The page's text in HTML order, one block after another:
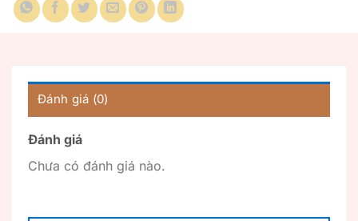
Đánh giá (0)
Đánh giá
Chưa có đánh giá nào.